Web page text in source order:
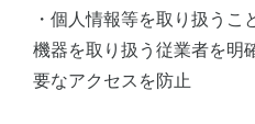
・個人情報等を取り扱う
機器を取り扱う従業者を明
要なアクセスを防止